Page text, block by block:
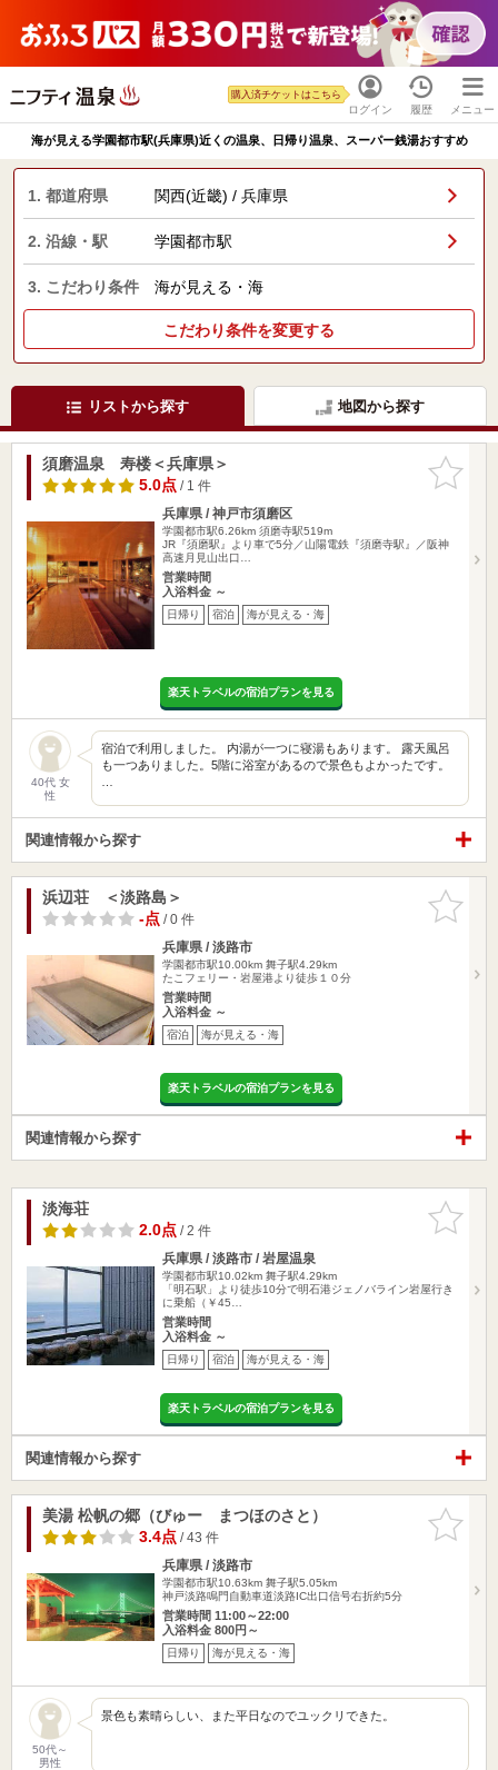
ログイン
購入済チケットはこちら
履歴 メニュー
海が見える学園都市駅(兵庫県)近くの温泉、日帰り温泉、スーパー銭湯おすすめ
1. 都道府県 関西(近畿) / 兵庫県
2. 沿線・駅 学園都市駅
3. こだわり条件 海が見える・海
こだわり条件を変更する
リストから探す 地図から探す
お気に入
りに追加
須磨温泉 寿楼＜兵庫県＞
5.0点/ 1 件
兵庫県 / 神戸市須磨区
学園都市駅6.26km 須磨寺駅519m
JR『須磨駅』より車で5分／山陽電鉄『須磨寺駅』／阪神
高速月見山出口…
営業時間
入浴料金 ～
日帰り 宿泊 海が見える・海
楽天トラベルの宿泊プランを見る
40代 女
性
宿泊で利用しました。 内湯が一つに寝湯もあります。 露天風呂
も一つありました。5階に浴室があるので景色もよかったです。
関連情報から探す
お気に入
りに追加
浜辺荘 ＜淡路島＞
-点/ 0 件
兵庫県 / 淡路市
学園都市駅10.00km 舞子駅4.29km
たこフェリー・岩屋港より徒歩１０分
営業時間
入浴料金 ～
宿泊 海が見える・海
楽天トラベルの宿泊プランを見る
関連情報から探す
お気に入
りに追加
淡海荘
2.0点/ 2 件
兵庫県 / 淡路市 / 岩屋温泉
学園都市駅10.02km 舞子駅4.29km
「明石駅」より徒歩10分で明石港ジェノバライン岩屋行き
に乗船（￥45…
営業時間
入浴料金 ～
日帰り 宿泊 海が見える・海
楽天トラベルの宿泊プランを見る
関連情報から探す
お気に入
りに追加
美湯 松帆の郷（びゅー まつほのさと）
3.4点/ 43 件
兵庫県 / 淡路市
学園都市駅10.63km 舞子駅5.05km
神戸淡路鳴門自動車道淡路IC出口信号右折約5分
営業時間 11:00～22:00
入浴料金 800円～
日帰り 海が見える・海
50代～
男性
景色も素晴らしい、また平日なのでユックリできた。